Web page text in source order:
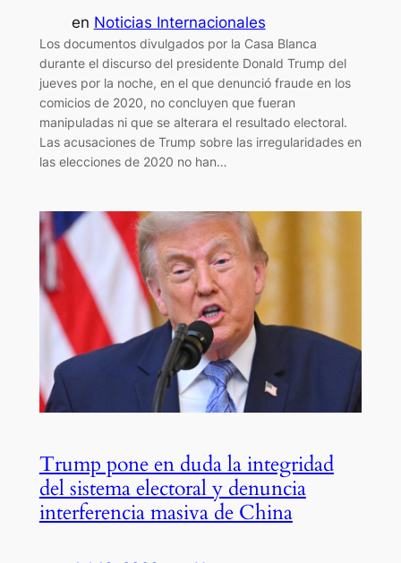
en Noticias Internacionales
Los documentos divulgados por la Casa Blanca
durante el discurso del presidente Donald Trump del
jueves por la noche, en el que denunció fraude en los
comicios de 2020, no concluyen que fueran
manipuladas ni que se alterara el resultado electoral.
Las acusaciones de Trump sobre las irregularidades en
las elecciones de 2020 no han…
Trump pone en duda la integridad
del sistema electoral y denuncia
interferencia masiva de China